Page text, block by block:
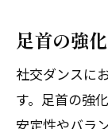
足首の強
社交ダンスに
す。足首の強
安定性やバラ